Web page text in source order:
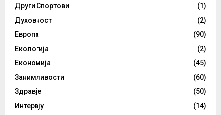
Други Спортови
(1)
Духовност
(2)
Европа
(90)
Екологија
(2)
Економија
(45)
Занимливости
(60)
Здравје
(50)
Интервју
(14)